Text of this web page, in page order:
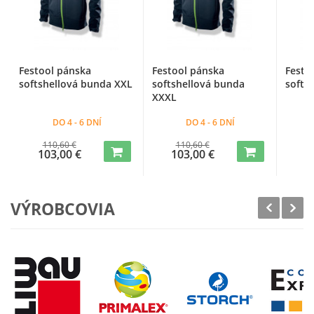
Festool pánska
softshellová bunda XXL
DO 4 - 6 DNÍ
110,60 €
103,00 €
Festool pánska
softshellová bunda
XXXL
DO 4 - 6 DNÍ
110,60 €
103,00 €
VÝROBCOVIA